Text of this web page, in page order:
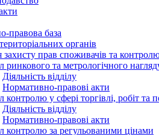
правова база
органів
захисту прав споживачів та
ринкового та метрологічного
Діяльність відділу
Нормативно-правові акти
контролю у сфері торгівлі, робіт та
Діяльність відділу
Нормативно-правові акти
контролю за регульованими цінами